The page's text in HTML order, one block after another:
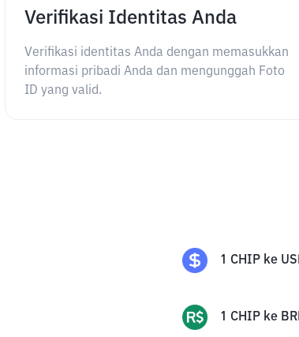
Verifikasi Identitas Anda
Verifikasi identitas Anda dengan memasukkan
informasi pribadi Anda dan mengunggah Foto
ID yang valid.
1 CHIP ke
1 CHIP ke